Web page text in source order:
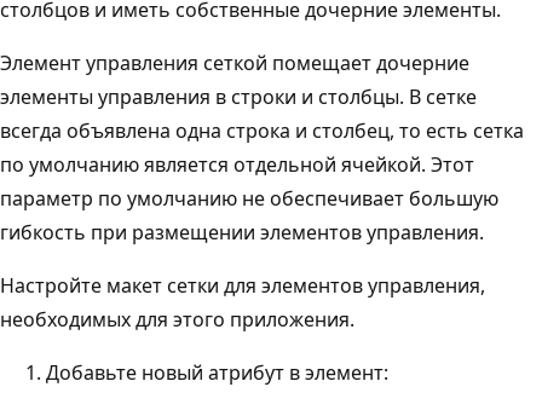
столбцов и иметь собственные дочерние элементы.
Элемент управления сеткой помещает дочерние
элементы управления в строки и столбцы. В сетке
всегда объявлена одна строка и столбец, то есть сетка
по умолчанию является отдельной ячейкой. Этот
параметр по умолчанию не обеспечивает большую
гибкость при размещении элементов управления.
Настройте макет сетки для элементов управления,
необходимых для этого приложения.
Добавьте новый атрибут в элемент: